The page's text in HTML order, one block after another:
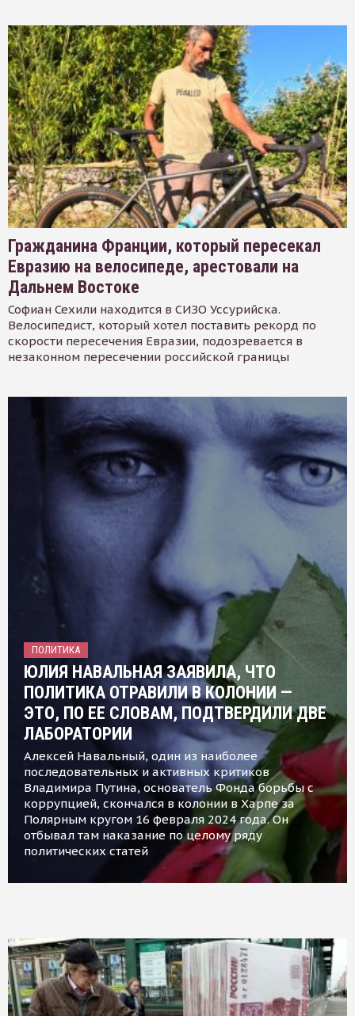
Гражданина Франции, который пересекал
Евразию на велосипеде, арестовали на
Дальнем Востоке
Софиан Сехили находится в СИЗО Уссурийска.
Велосипедист, который хотел поставить рекорд по
скорости пересечения Евразии, подозревается в
незаконном пересечении российской границы
ПОЛИТИКА
ЮЛИЯ НАВАЛЬНАЯ ЗАЯВИЛА, ЧТО
ПОЛИТИКА ОТРАВИЛИ В КОЛОНИИ —
ЭТО, ПО ЕЕ СЛОВАМ, ПОДТВЕРДИЛИ ДВЕ
ЛАБОРАТОРИИ
Алексей Навальный, один из наиболее
последовательных и активных критиков
Владимира Путина, основатель Фонда борьбы с
коррупцией, скончался в колонии в Харпе за
Полярным кругом 16 февраля 2024 года. Он
отбывал там наказание по целому ряду
политических статей